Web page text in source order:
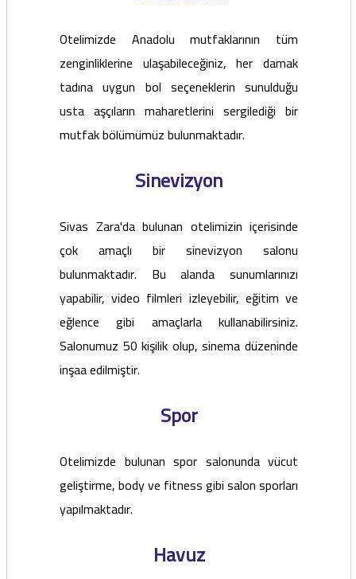
Otelimizde Anadolu mutfaklarının tüm
zenginliklerine ulaşabileceğiniz, her damak
tadına uygun bol seçeneklerin sunulduğu
usta aşçıların maharetlerini sergilediği bir
mutfak bölümümüz bulunmaktadır.
Sinevizyon
Sivas Zara'da bulunan otelimizin içerisinde
çok amaçlı bir sinevizyon salonu
bulunmaktadır. Bu alanda sunumlarınızı
yapabilir, video filmleri izleyebilir, eğitim ve
eğlence gibi amaçlarla kullanabilirsiniz.
Salonumuz 50 kişilik olup, sinema düzeninde
inşaa edilmiştir.
Spor
Otelimizde bulunan spor salonunda vücut
geliştirme, body ve fitness gibi salon sporları
yapılmaktadır.
Havuz